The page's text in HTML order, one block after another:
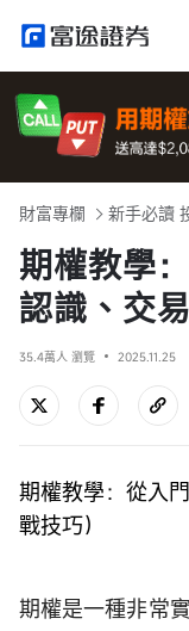
財富專欄
期權教學
認識、交
35.4萬人 瀏覽 2025.11.25
期權教學：從入
戰技巧）
期權是一種非常